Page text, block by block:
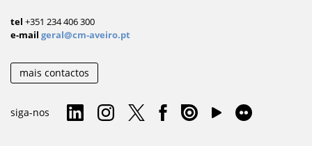
tel +351 234 406 300
e-mail geral@cm-aveiro.pt
mais contactos
siga-nos